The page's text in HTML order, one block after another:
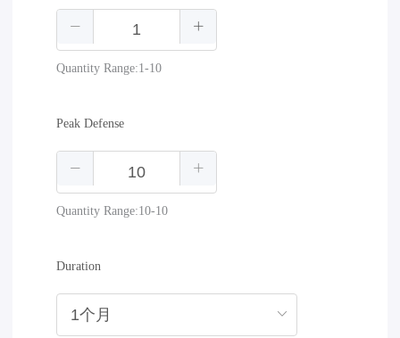
Quantity Range:1-10
Peak Defense
Quantity Range:10-10
Duration